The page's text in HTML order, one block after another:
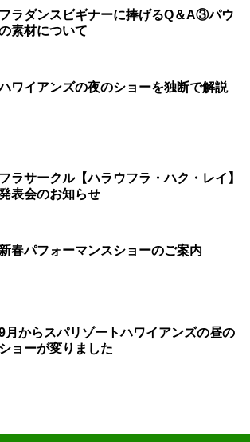
フラダンスビギナーに捧げるQ＆A③パウ
素材について
ワイアンズの夜のショーを独断で解説
フラサークル【ハラウフラ・ハク・レイ】
表会のお知らせ
新春パフォーマンスショーのご案内
月からスパリゾートハワイアンズの昼の
ショーが変りました